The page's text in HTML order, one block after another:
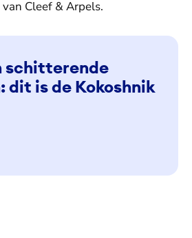
Cleef & Arpels.
schitterende
dit is de Kokoshnik